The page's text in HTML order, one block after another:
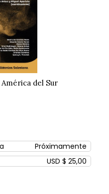
del Sur
Próximamente
USD $ 25,00